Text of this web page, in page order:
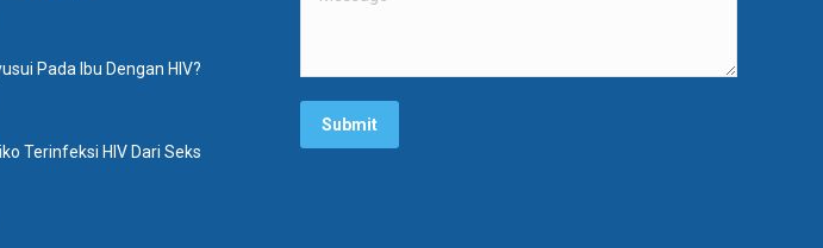
Pada Ibu Dengan HIV?
Terinfeksi HIV Dari Seks
Submit